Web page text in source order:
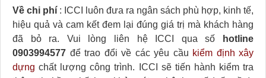
Về chi phí : ICCI luôn đưa ra ngân sách phù hợp, kinh tế,
hiệu quả và cam kết đem lại đúng giá trị mà khách hàng
đã bỏ ra. Vui lòng liên hệ ICCI qua số
hotline
0903994577 để trao đổi về các yêu cầu kiểm định xây
dựng chất lượng công trình. ICCI sẽ tiến hành kiểm tra